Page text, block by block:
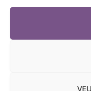
FUNDACIÓ